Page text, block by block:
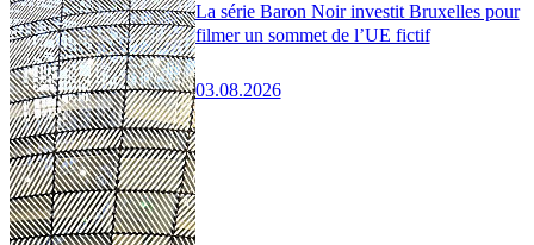
La série Baron Noir investit Bruxelles pour
filmer un sommet de l’UE fictif
03.08.2026